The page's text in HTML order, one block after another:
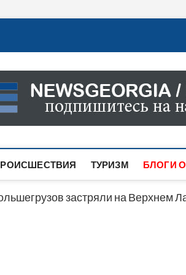
Грузии
ИНФОРМАЦИЯ О СОБЫТИЯХ
НОВОСТИ ПОЛИТИКИ,
ТУРИЗМ БЛОГИ
застряли на Верхнем